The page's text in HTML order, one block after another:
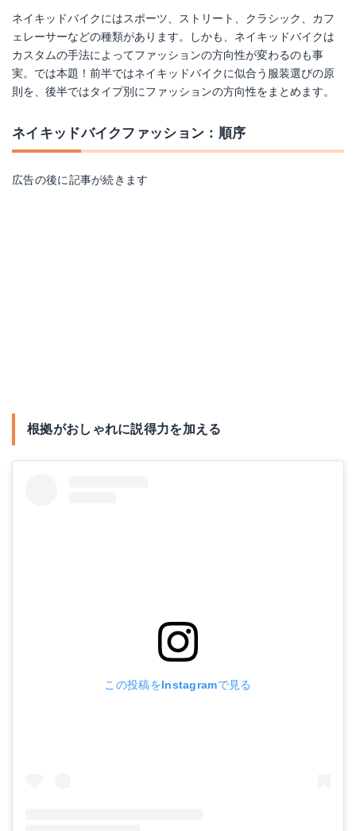
ネイキッドバイクにはスポーツ、ストリート、クラシック、カフ
ェレーサーなどの種類があります。しかも、ネイキッドバイクは
カスタムの手法によってファッションの方向性が変わるのも事
実。では本題！前半ではネイキッドバイクに似合う服装選びの原
則を、後半ではタイプ別にファッションの方向性をまとめます。
ネイキッドバイクファッション：順序
広告の後に記事が続きます
根拠がおしゃれに説得力を加える
この投稿をInstagramで見る